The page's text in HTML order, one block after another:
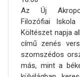
Az Új
Filozófiai
Költészet napja
című zenés
szomszédos
más, mint a